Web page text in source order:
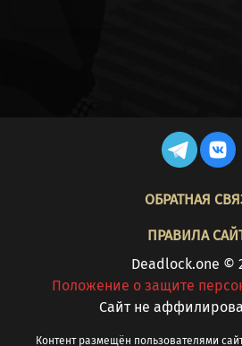
ОБРАТНАЯ
ПРАВИЛА
Deadlock.one ©
Положение о защите
Cайт не
Контент размещён пользователями